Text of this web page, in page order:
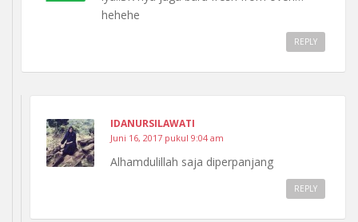
hehehe
REPLY
IDANURSILAWATI
Juni 16, 2017 pukul 9:04 am
Alhamdulillah saja diperpanjang
REPLY